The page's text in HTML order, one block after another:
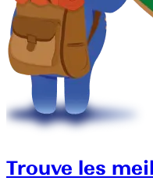
Trouve les